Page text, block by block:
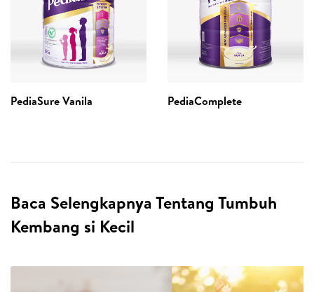
PediaSure Vanila PediaComplete
Baca Selengkapnya Tentang Tumbuh
Kembang si Kecil